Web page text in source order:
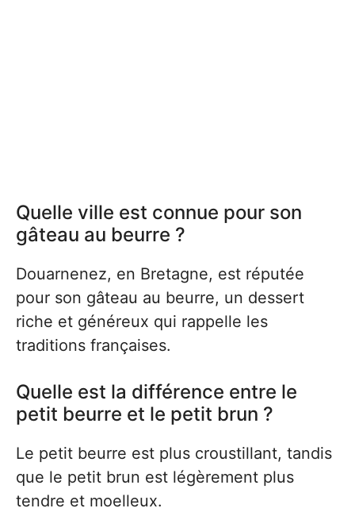
Quelle ville est connue pour son
gâteau au beurre ?
Douarnenez, en Bretagne, est réputée
pour son gâteau au beurre, un dessert
riche et généreux qui rappelle les
traditions françaises.
Quelle est la différence entre le
petit beurre et le petit brun ?
Le petit beurre est plus croustillant, tandis
que le petit brun est légèrement plus
tendre et moelleux.